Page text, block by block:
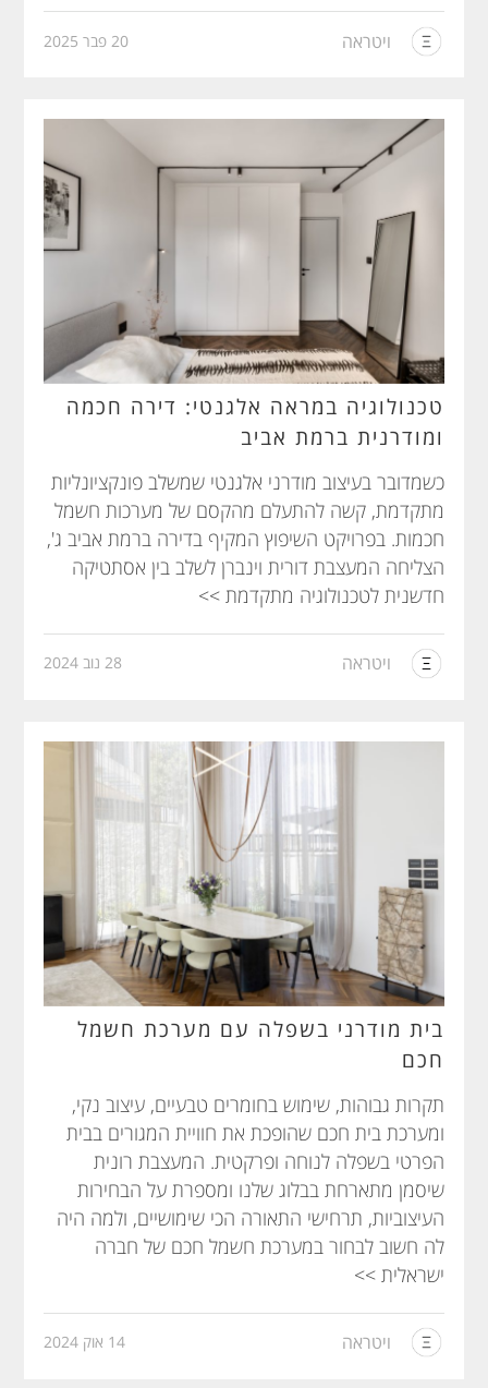
ויטראה 20 פבר 2025
טכנולוגיה במראה אלגנטי: דירה חכמה
ומודרנית ברמת אביב
כשמדובר בעיצוב מודרני אלגנטי שמשלב פונקציונליות
מתקדמת, קשה להתעלם מהקסם של מערכות חשמל
חכמות. בפרויקט השיפוץ המקיף בדירה ברמת אביב ג',
הצליחה המעצבת דורית וינברן לשלב בין אסתטיקה
חדשנית לטכנולוגיה מתקדמת >>
ויטראה 28 נוב 2024
בית מודרני בשפלה עם מערכת חשמל
חכם
תקרות גבוהות, שימוש בחומרים טבעיים, עיצוב נקי,
ומערכת בית חכם שהופכת את חוויית המגורים בבית
הפרטי בשפלה לנוחה ופרקטית. המעצבת רונית
שיסמן מתארחת בבלוג שלנו ומספרת על הבחירות
העיצוביות, תרחישי התאורה הכי שימושיים, ולמה היה
לה חשוב לבחור במערכת חשמל חכם של חברה
ישראלית >>
ויטראה 14 אוק 2024